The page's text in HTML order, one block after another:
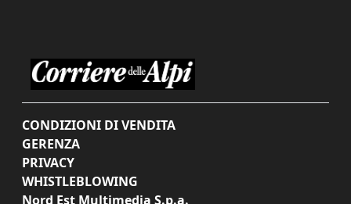
CONDIZIONI DI VENDITA
GERENZA
PRIVACY
WHISTLEBLOWING
Nord Est Multimedia S.p.a.